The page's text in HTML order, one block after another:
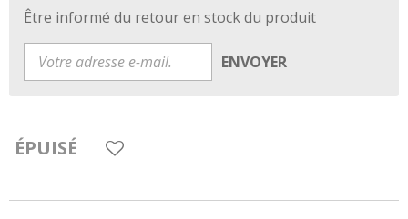
Être informé du retour en stock du produit
ENVOYER
ÉPUISÉ